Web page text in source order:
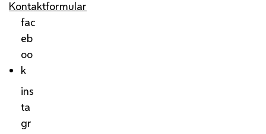
Kontaktformular
fac
eb
oo
k
ins
ta
gr